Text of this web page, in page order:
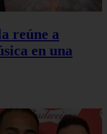
reúne a
en una